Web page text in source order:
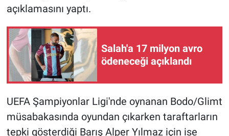
açıklamasını yaptı.
Salah'a 17 milyon avro
ödeneceği açıklandı
UEFA Şampiyonlar Ligi'nde oynanan Bodo/Glimt
müsabakasında oyundan çıkarken taraftarların
tepki gösterdiği Barış Alper Yılmaz için ise